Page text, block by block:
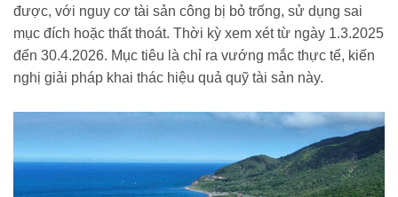
được, với nguy cơ tài sản công bị bỏ trống, sử dụng sai
mục đích hoặc thất thoát. Thời kỳ xem xét từ ngày 1.3.2025
đến 30.4.2026. Mục tiêu là chỉ ra vướng mắc thực tế, kiến
nghị giải pháp khai thác hiệu quả quỹ tài sản này.